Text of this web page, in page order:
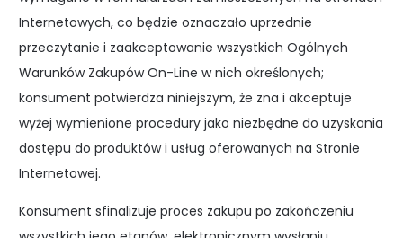
Internetowych, co będzie oznaczało uprzednie
przeczytanie i zaakceptowanie wszystkich Ogólnych
Warunków Zakupów On-Line w nich określonych;
konsument potwierdza niniejszym, że zna i akceptuje
wyżej wymienione procedury jako niezbędne do uzyskania
dostępu do produktów i usług oferowanych na Stronie
Internetowej.
Konsument sfinalizuje proces zakupu po zakończeniu